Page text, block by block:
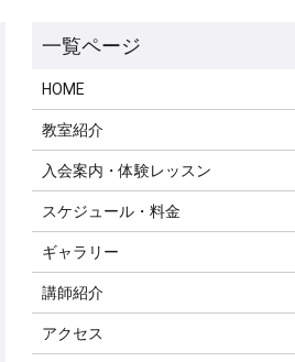
HOME
教室紹介
入会案内・体験レッスン
スケジュール・料金
ギャラリー
講師紹介
アクセス